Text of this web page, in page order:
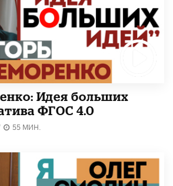
Идея больших
ФГОС 4.0
55 МИН.